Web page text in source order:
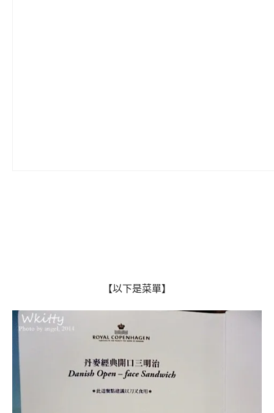
【以下是菜單】